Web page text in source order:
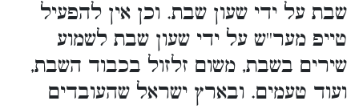
שבת על ידי שעון שבת. וכן אין להפעיל
טייפ מער''ש על ידי שעון שבת לשמוע
שירים בשבת, משום זלזול בכבוד השבת,
ועוד טעמים. ובארץ ישראל שהעובדים